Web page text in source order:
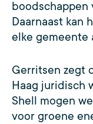
Daarnaast kan
elke gemeente
Gerritsen zegt
Haag juridisch
Shell mogen
voor groene